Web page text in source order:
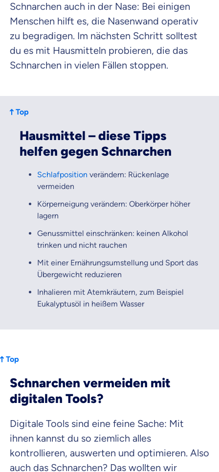
Schnarchen auch in der Nase: Bei einigen
Menschen hilft es, die Nasenwand operativ
zu begradigen. Im nächsten Schritt solltest
du es mit Hausmitteln probieren, die das
Schnarchen in vielen Fällen stoppen.
Top
Hausmittel – diese Tipps
helfen gegen Schnarchen
Schlafposition verändern: Rückenlage
vermeiden
Körperneigung verändern: Oberkörper höher
lagern
Genussmittel einschränken: keinen Alkohol
trinken und nicht rauchen
Mit einer Ernährungsumstellung und Sport das
Übergewicht reduzieren
Inhalieren mit Atemkräutern, zum Beispiel
Eukalyptusöl in heißem Wasser
Top
Schnarchen vermeiden mit
digitalen Tools?
Digitale Tools sind eine feine Sache: Mit
ihnen kannst du so ziemlich alles
kontrollieren, auswerten und optimieren. Also
auch das Schnarchen? Das wollten wir